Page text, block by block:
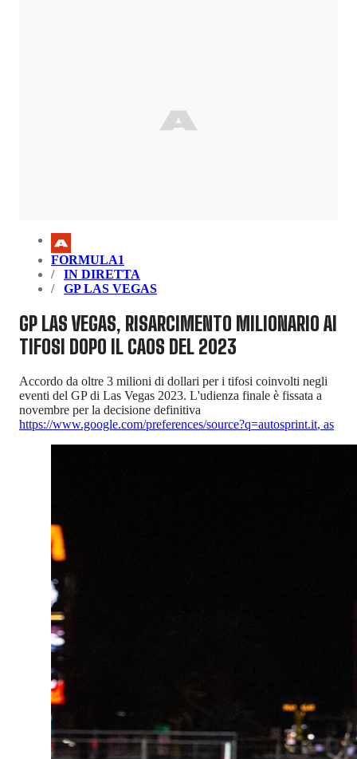
FORMULA1
IN DIRETTA
GP LAS VEGAS
GP LAS VEGAS, RISARCIMENTO MILIONARIO AI
TIFOSI DOPO IL CAOS DEL 2023
Accordo da oltre 3 milioni di dollari per i tifosi coinvolti negli
eventi del GP di Las Vegas 2023. L'udienza finale è fissata a
novembre per la decisione definitiva
https://www.google.com/preferences/source?q=autosprint.it, as